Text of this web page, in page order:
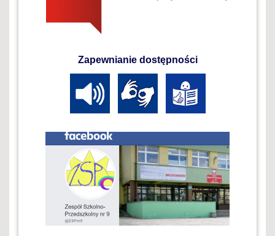
Zapewnianie dostępności